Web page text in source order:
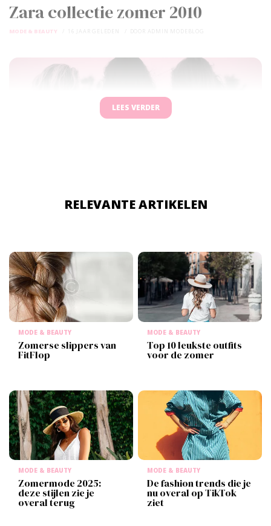
Zara collectie zomer 2010
MODE & BEAUTY
LEES VERDER
RELEVANTE ARTIKELEN
MODE & BEAUTY
Zomerse slippers van
FitFlop
MODE & BEAUTY
Top 10 leukste outfits
voor de zomer
MODE & BEAUTY
Zomermode 2025:
deze stijlen zie je
overal terug
MODE & BEAUTY
De fashion trends die je
nu overal op TikTok
ziet